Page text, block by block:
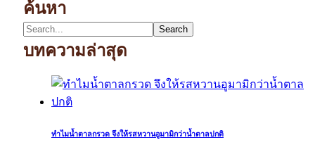
ค้นหา
บทความล่าสุด
ทำไมน้ำตาลกรวด จึงให้รสหวานอูมามิกว่าน้ำตาลปกติ